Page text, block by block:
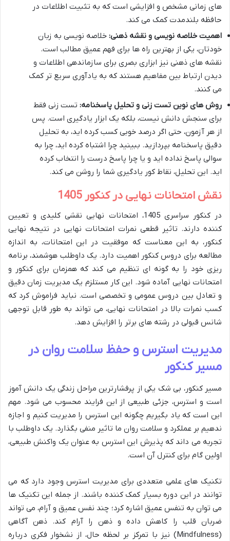
های زمانی مشخص و افزایشی است که به تثبیت اطلاعات در
حافظه بلندمدت کمک می کند.
اهمیت خلاصه نویسی و نقشه ذهنی: خلاصه نویسی به زبان
خودتان، یکی از بهترین راه ها برای فهم عمیق مطالب است.
نقشه های ذهنی نیز ابزاری بصری برای سازماندهی اطلاعات و
دیدن ارتباط بین مفاهیم هستند که به یادآوری سریع تر کمک
می کنند.
روش های نوین تست زنی و تحلیل پاسخنامه: تست زنی فقط
برای سنجش دانش نیست، بلکه یک ابزار یادگیری است. پس
از هر آزمون، حتی اگر درصد خوبی کسب کرده اید، به تحلیل
دقیق پاسخنامه بپردازید. ببینید چرا اشتباه کرده اید، چرا به
سوالی پاسخ نداده اید و یا چرا پاسخ درست را انتخاب کرده
اید. این تحلیل، نقاط کور یادگیری شما را روشن می کند.
نقش امتحانات نهایی در کنکور 1405
در کنکور سراسری 1405، امتحانات نهایی نقشی کلیدی و تعیین
کننده دارند. تاثیر قطعی نمرات امتحانات نهایی در نتیجه نهایی
کنکور، به این معناست که موفقیت در این امتحانات، به اندازه
مطالعه برای دروس کنکور اهمیت دارد. یک داوطلب هوشمند، برنامه
ریزی خود را به گونه ای تنظیم می کند که همزمان برای کنکور و
امتحانات نهایی آماده شود. این کار مستلزم یک مدیریت زمان دقیق
و تعادل بین دروس عمومی و تخصصی است. نباید فراموش کرد که
کسب نمرات بالا در امتحانات نهایی، می تواند به طور قابل توجهی
شانس قبولی در رشته های برتر را افزایش دهد.
مدیریت استرس و حفظ سلامت روان در
مسیر کنکور
مسیر کنکور، بی شک یکی از پرفشارترین مراحل زندگی یک دانش آموز
است و استرس، جزئی طبیعی از این فرایند محسوب می شود. مهم
این است که یاد بگیریم چگونه این استرس را مدیریت کنیم و اجازه
ندهیم بر عملکرد و سلامت روان ما تاثیر منفی بگذارد. یک داوطلب با
تجربه می داند که پذیرش این استرس به عنوان یک واکنش طبیعی،
اولین گام برای کنترل آن است.
تکنیک های علمی متعددی برای مدیریت استرس وجود دارد که می
توانند در این دوره بسیار کمک کننده باشند. از جمله این تکنیک ها
می توان به تنفس عمیق اشاره کرد؛ چند نفس عمیق و آرام، می تواند
ضربان قلب را کاهش داده و ذهن را آرام کند. ذهن آگاهی
(Mindfulness) نیز با تمرکز بر لحظه حال، از نشخوار فکری درباره